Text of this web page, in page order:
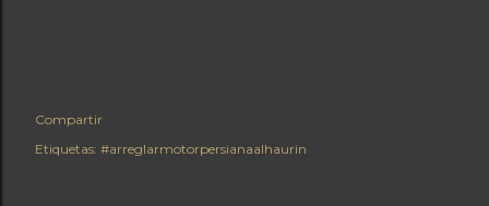
Compartir
Etiquetas: #arreglarmotorpersianaalhaurin